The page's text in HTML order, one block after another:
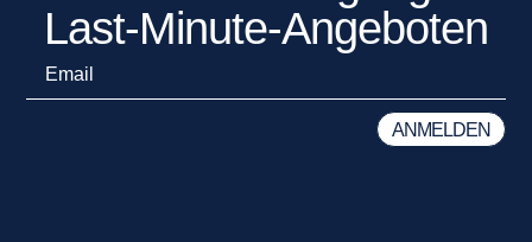
Last-Minute-Angeboten